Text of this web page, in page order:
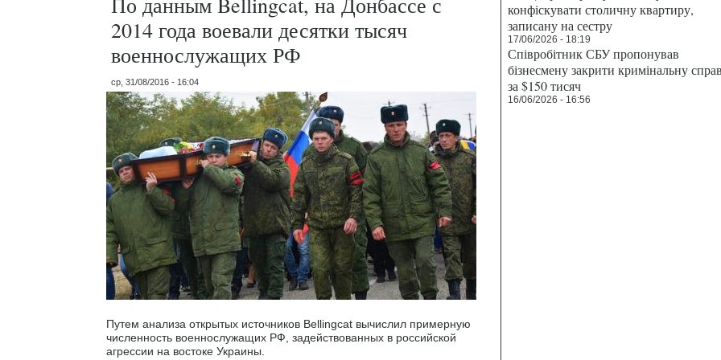
2014 года воевали десятки тысяч
военнослужащих РФ
ср, 31/08/2016 - 16:04
Путем анализа открытых источников Bellingcat вычислил примерную
численность военнослужащих РФ, задействованных в российской
агрессии на востоке Украины.
конфіскувати столичну квартиру,
записану на сестру
17/06/2026 - 18:19
Співробітник СБУ пропонував
бізнесмену закрити кримінальну
за $150 тисяч
16/06/2026 - 16:56